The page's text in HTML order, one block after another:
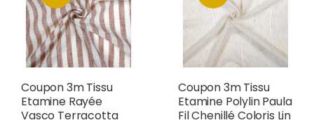
Coupon 3m Tissu
Etamine Rayée
Vasco Terracotta
Coupon 3m Tissu
Etamine Polylin Paula
Fil Chenillé Coloris Lin